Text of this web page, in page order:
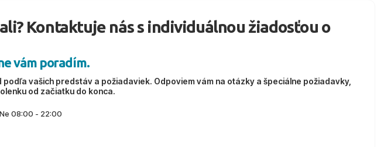
Kontaktuje nás s individuálnou žiadosťou o
vám poradím.
podľa vašich predstáv a požiadaviek. Odpoviem vám na otázky a špeciálne požiadavky,
od začiatku do konca.
08:00 - 22:00